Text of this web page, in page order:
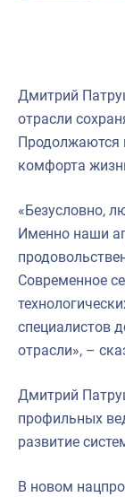
Дмитрий
отрасли
Продолжаются
комфорта
«Безусловно,
Именно наши
Современное
специалистов
отрасли», –
Дмитрий
профильных
развитие
В новом